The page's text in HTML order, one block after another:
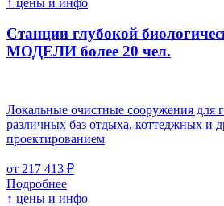
Станции глубокой
МОДЕЛИ более 20 чел.
Локальные очистные сооружения для
различных баз отдыха, коттеджных и
проектированием
от 217 413 ₽
Подробнее
↑ цены и инфо